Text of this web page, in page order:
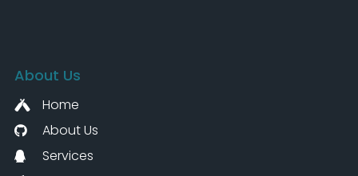
About Us
Home
About Us
Services